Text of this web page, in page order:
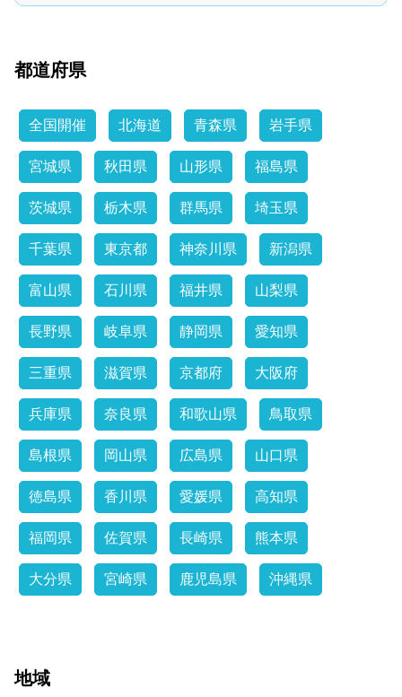
都道府県
全国開催 北海道 青森県 岩手県
宮城県 秋田県 山形県 福島県
茨城県 栃木県 群馬県 埼玉県
千葉県 東京都 神奈川県 新潟県
富山県 石川県 福井県 山梨県
長野県 岐阜県 静岡県 愛知県
三重県 滋賀県 京都府 大阪府
兵庫県 奈良県 和歌山県 鳥取県
島根県 岡山県 広島県 山口県
徳島県 香川県 愛媛県 高知県
福岡県 佐賀県 長崎県 熊本県
大分県 宮崎県 鹿児島県 沖縄県
地域